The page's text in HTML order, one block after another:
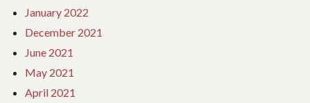
January 2022
December 2021
June 2021
May 2021
April 2021